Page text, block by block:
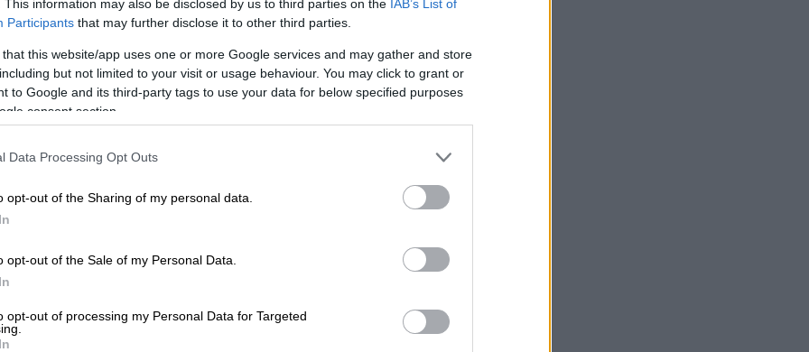
This information may also be disclosed by us to third parties on the IAB’s List of
Participants that may further disclose it to other third parties.
that this website/app uses one or more Google services and may gather and store
but not limited to your visit or usage behaviour. You may click to grant or
to Google and its third-party tags to use your data for below specified purposes
consent section.
Data Processing Opt Outs
opt-out of the Sharing of my personal data.
opt-out of the Sale of my Personal Data.
opt-out of processing my Personal Data for Targeted
αριθμούς, καθώς οι τρεις ομάδες που την
Ευρωπαϊκό Λαϊκό Κόμμα, οι
ευρωβουλευτές.
video